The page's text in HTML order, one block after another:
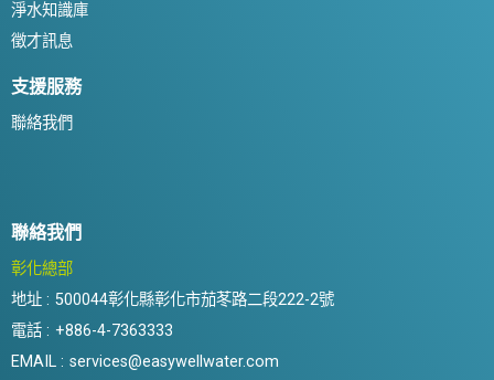
淨水知識庫
徵才訊息
支援服務
聯絡我們
聯絡我們
彰化總部
地址 : 500044彰化縣彰化市茄苳路二段222-2號
電話 : +886-4-7363333
EMAIL : services@easywellwater.com